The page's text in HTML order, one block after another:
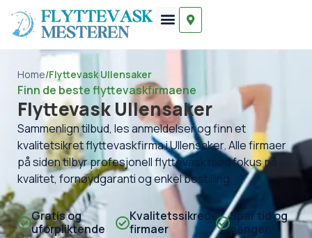
Home/Flyttevask Ullensaker
Finn de beste flyttevaskfirmaene
Flyttevask Ullensaker
Sammenlign tilbud, les anmeldelser og finn et
kvalitetsikret flyttevaskfirma i Ullensaker. Alle firmaer
på siden tilbyr profesjonell flyttevask med fokus på
kvalitet, fornøydgaranti og enkel bestilling.
Gratis og
uforpliktende
Kvalitetssikrede
firmaer
Spar tid og
penger